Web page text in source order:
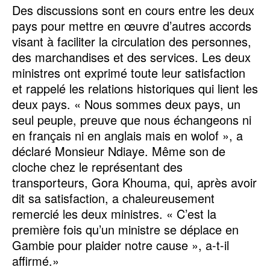
Des discussions sont en cours entre les deux
pays pour mettre en œuvre d’autres accords
visant à faciliter la circulation des personnes,
des marchandises et des services. Les deux
ministres ont exprimé toute leur satisfaction
et rappelé les relations historiques qui lient les
deux pays. « Nous sommes deux pays, un
seul peuple, preuve que nous échangeons ni
en français ni en anglais mais en wolof », a
déclaré Monsieur Ndiaye. Même son de
cloche chez le représentant des
transporteurs, Gora Khouma, qui, après avoir
dit sa satisfaction, a chaleureusement
remercié les deux ministres. « C’est la
première fois qu’un ministre se déplace en
Gambie pour plaider notre cause », a-t-il
affirmé.»